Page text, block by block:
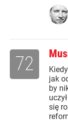
jak
by
się
72